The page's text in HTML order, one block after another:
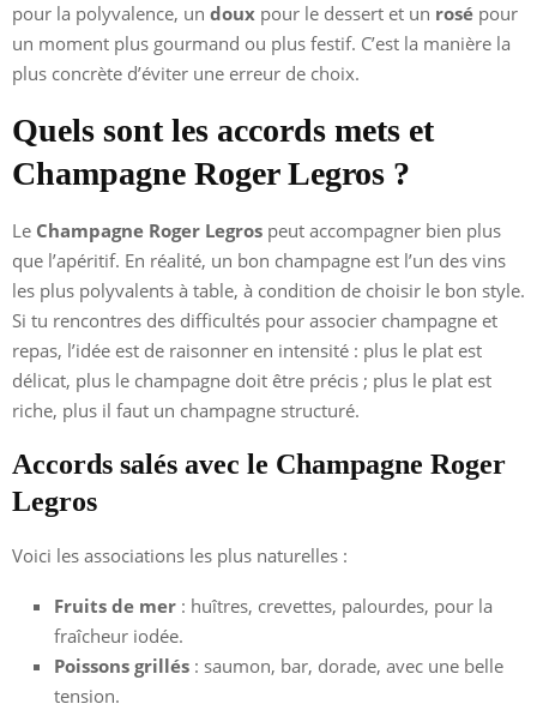
pour la polyvalence, un doux pour le dessert et un rosé pour
un moment plus gourmand ou plus festif. C’est la manière la
plus concrète d’éviter une erreur de choix.
Quels sont les accords mets et
Champagne Roger Legros ?
Le Champagne Roger Legros peut accompagner bien plus
que l’apéritif. En réalité, un bon champagne est l’un des vins
les plus polyvalents à table, à condition de choisir le bon style.
Si tu rencontres des difficultés pour associer champagne et
repas, l’idée est de raisonner en intensité : plus le plat est
délicat, plus le champagne doit être précis ; plus le plat est
riche, plus il faut un champagne structuré.
Accords salés avec le Champagne Roger
Legros
Voici les associations les plus naturelles :
Fruits de mer : huîtres, crevettes, palourdes, pour la
fraîcheur iodée.
Poissons grillés : saumon, bar, dorade, avec une belle
tension.